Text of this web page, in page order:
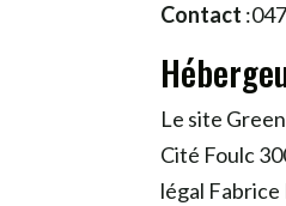
Contact :0
Le site
Cité Foulc
légal